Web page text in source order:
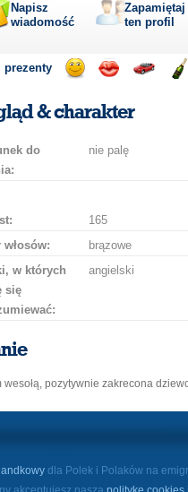
Napisz
wiadomość
Zapamiętaj
ten profil
prezenty
uśmiechbuziaka
& charakter
do
nie palę
165
włosów:
brązowe
w których
się
angielski
wesołą, pozytywnie zakrecona
dla Polek i Polaków na